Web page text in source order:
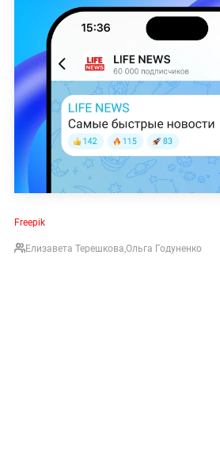
Freepik
Елизавета ТерешковаОльга Годуненко